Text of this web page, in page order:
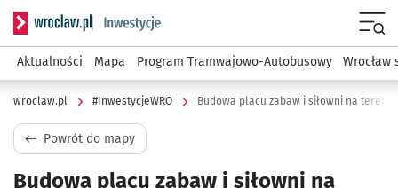
Serwis informacyjny wroclaw.pl podserwis:
Aktualności Mapa Program Tramwajowo-Autobusowy Wrocław
wroclaw.pl #InwestycjeWRO
Powrót do mapy
Budowa placu zabaw i siłowni na